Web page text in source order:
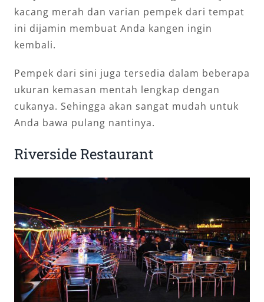
kacang merah dan varian pempek dari tempat
ini dijamin membuat Anda kangen ingin
kembali.
Pempek dari sini juga tersedia dalam beberapa
ukuran kemasan mentah lengkap dengan
cukanya. Sehingga akan sangat mudah untuk
Anda bawa pulang nantinya.
Riverside Restaurant